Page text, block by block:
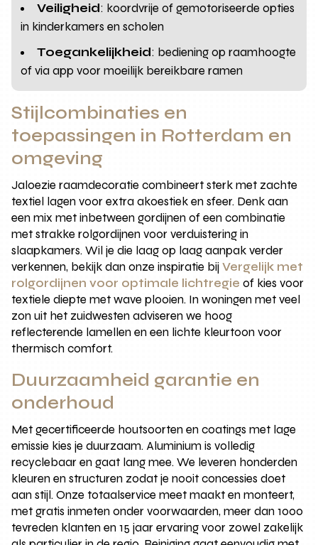
Veiligheid: koordvrije of gemotoriseerde opties
in kinderkamers en scholen
Toegankelijkheid: bediening op raamhoogte
of via app voor moeilijk bereikbare ramen
Stijlcombinaties en
toepassingen in Rotterdam en
omgeving
Jaloezie raamdecoratie combineert sterk met zachte
textiel lagen voor extra akoestiek en sfeer. Denk aan
een mix met inbetween gordijnen of een combinatie
met strakke rolgordijnen voor verduistering in
slaapkamers. Wil je die laag op laag aanpak verder
verkennen, bekijk dan onze inspiratie bijVergelijk met
rolgordijnen voor optimale lichtregie of kies voor
textiele diepte met wave plooien. In woningen met veel
zon uit het zuidwesten adviseren we hoog
reflecterende lamellen en een lichte kleurtoon voor
thermisch comfort.
Duurzaamheid garantie en
onderhoud
Met gecertificeerde houtsoorten en coatings met lage
emissie kies je duurzaam. Aluminium is volledig
recyclebaar en gaat lang mee. We leveren honderden
kleuren en structuren zodat je nooit concessies doet
aan stijl. Onze totaalservice meet maakt en monteert,
met gratis inmeten onder voorwaarden, meer dan 1000
tevreden klanten en 15 jaar ervaring voor zowel zakelijk